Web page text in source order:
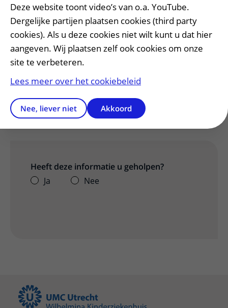
Rachitis screeninguitklapper, klik om
Slaap analyse
Contactuitklapper, klik om te openen
Heeft deze informatie u geholpen?
Ja
Nee
Deze website toont video’s van o.a. YouTube.
Dergelijke partijen plaatsen cookies (third party
cookies). Als u deze cookies niet wilt kunt u dat hier
aangeven. Wij plaatsen zelf ook cookies om onze
site te verbeteren.
Lees meer over het cookiebeleid
Nee, liever niet Akkoord